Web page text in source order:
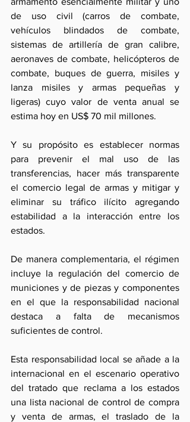
de uso civil (carros de combate,
vehículos blindados de combate,
sistemas de artillería de gran calibre,
aeronaves de combate, helicópteros de
combate, buques de guerra, misiles y
lanza misiles y armas pequeñas y
ligeras) cuyo valor de venta anual se
estima hoy en US$ 70 mil millones.
Y su propósito es establecer normas
para prevenir el mal uso de las
transferencias, hacer más transparente
el comercio legal de armas y mitigar y
eliminar su tráfico ilícito agregando
estabilidad a la interacción entre los
estados.
De manera complementaria, el régimen
incluye la regulación del comercio de
municiones y de piezas y componentes
en el que la responsabilidad nacional
destaca a falta de mecanismos
suficientes de control.
Esta responsabilidad local se añade a la
internacional en el escenario operativo
del tratado que reclama a los estados
una lista nacional de control de compra
y venta de armas, el traslado de la